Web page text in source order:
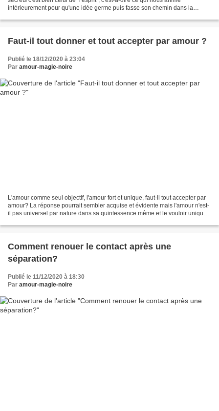
intérieurement pour qu'une idée germe puis fasse son chemin dans la
Faut-il tout donner et tout accepter par amour ?
Publié le 18/12/2020 à 23:04
Par amour-magie-noire
L'amour comme seul objectif, l'amour fort et unique, faut-il tout accepter par
amour? La réponse pourrait sembler acquise et évidente mais l'amour n'est-
il pas universel par nature dans sa quintessence même et le vouloir unique
Comment renouer le contact après une
séparation?
Publié le 11/12/2020 à 18:30
Par amour-magie-noire